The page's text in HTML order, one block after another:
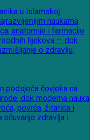
u islamskoj
naukama
anatomije i farmacije
lijekova — dok
o zdravlju,
podsjeća čovjeka na
dok moderna nauka
povrća, žitarica i
očuvanje zdravlja i